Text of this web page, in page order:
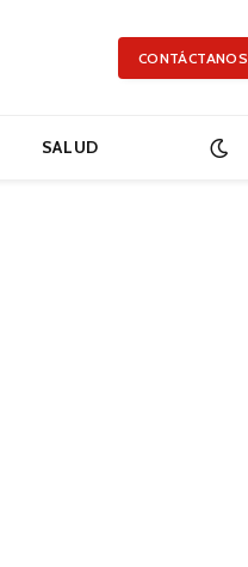
CONTÁCTANOS
SALUD